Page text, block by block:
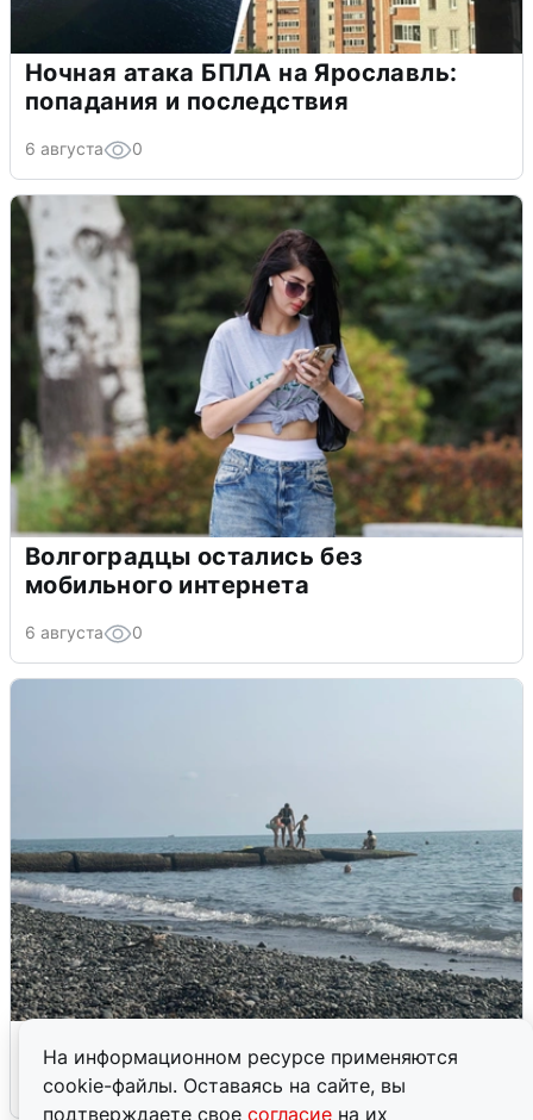
На информационном ресурсе применяются
cookie-файлы. Оставаясь на сайте, вы
подтверждаете свое согласие на их
Ночная атака БПЛА на Ярославль:
попадания и последствия
6 августа 0
Волгоградцы остались без
мобильного интернета
6 августа 0
6 августа 0